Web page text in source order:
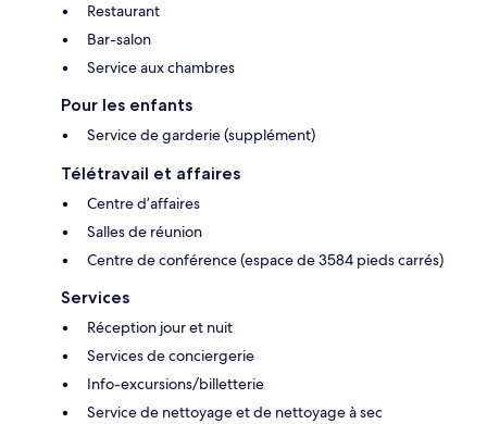
Restaurant
Bar-salon
Service aux chambres
Pour les enfants
Service de garderie (supplément)
Télétravail et affaires
Centre d’affaires
Salles de réunion
Centre de conférence (espace de 3584 pieds carrés)
Services
Réception jour et nuit
Services de conciergerie
Info-excursions/billetterie
Service de nettoyage et de nettoyage à sec